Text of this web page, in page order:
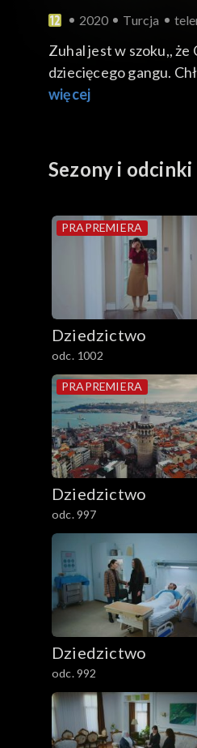
2020 Turcja
Zuhal jest w szoku,, że
dziecięcego gangu.
więcej
Sezony i odcinki
PRAPREMIERA
Dziedzictwo
odc. 1002
PRAPREMIERA
Dziedzictwo
odc. 997
Dziedzictwo
odc. 992